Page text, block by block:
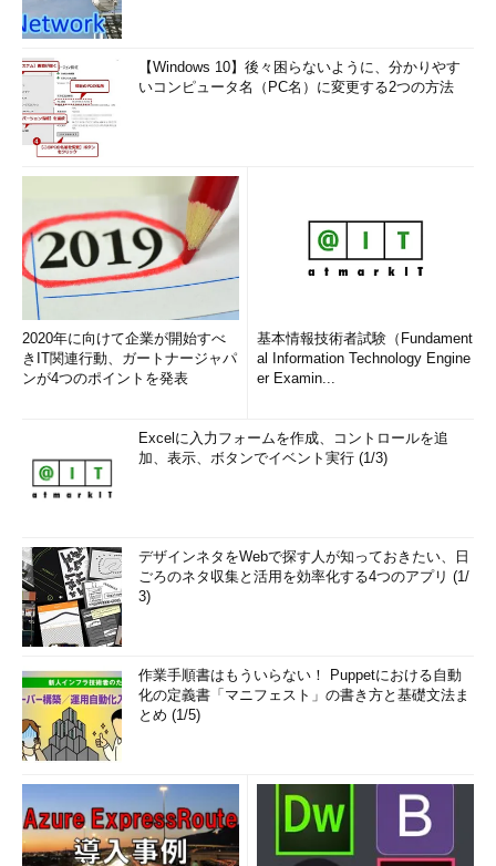
【Windows 10】後々困らないように、分かりやす
いコンピュータ名（PC名）に変更する2つの方法
2020年に向けて企業が開始すべ
きIT関連行動、ガートナージャパ
ンが4つのポイントを発表
基本情報技術者試験（Fundament
al Information Technology Engine
er Examin...
Excelに入力フォームを作成、コントロールを追
加、表示、ボタンでイベント実行 (1/3)
デザインネタをWebで探す人が知っておきたい、日
ごろのネタ収集と活用を効率化する4つのアプリ (1/
3)
作業手順書はもういらない！ Puppetにおける自動
化の定義書「マニフェスト」の書き方と基礎文法ま
とめ (1/5)